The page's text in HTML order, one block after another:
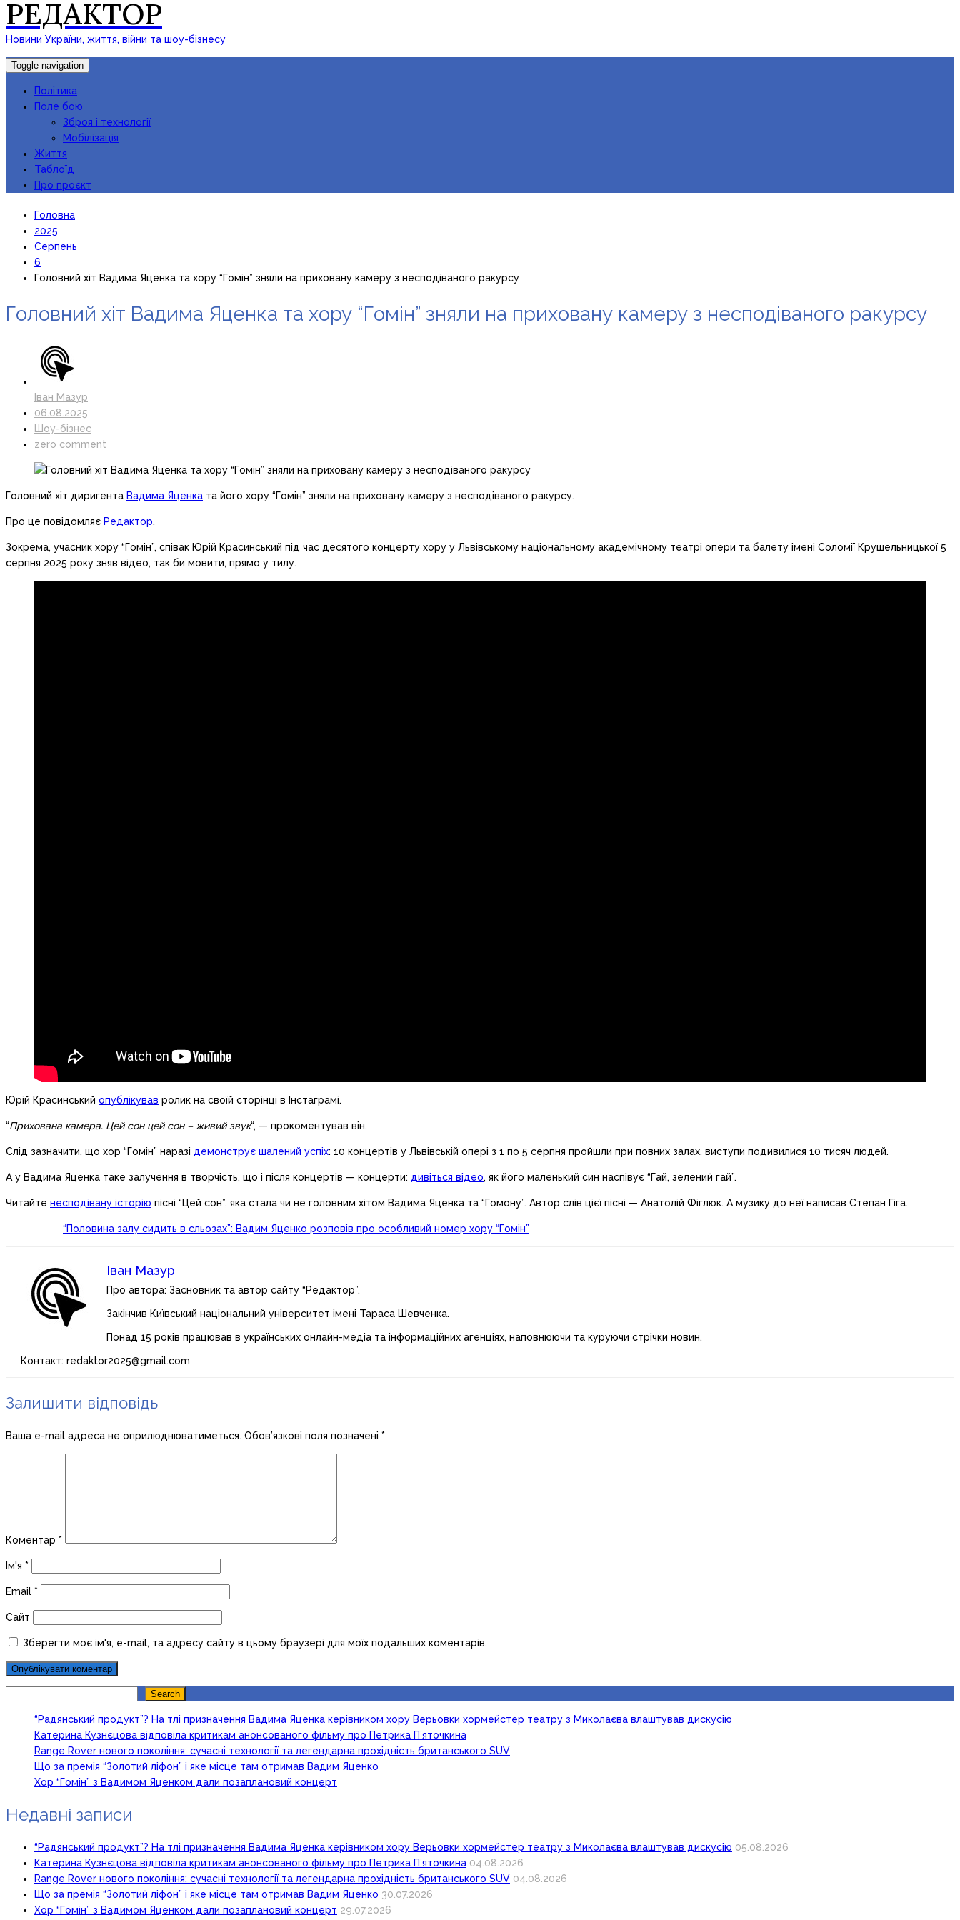
РЕДАКТОР
Новини України, життя, війни та шоу-бізнесу
Toggle navigation
Політика
Поле бою
Зброя і технології
Мобілізація
Життя
Таблоїд
Про проєкт
Головна
2025
Серпень
6
Головний хіт Вадима Яценка та хору “Гомін” зняли на приховану камеру з несподіваного ракурсу
Головний хіт Вадима Яценка та хору “Гомін” зняли на приховану камеру з несподіваного ракурсу
Іван Мазур
06.08.2025
Шоу-бізнес
zero comment
Головний хіт диригента Вадима Яценка та його хору “Гомін” зняли на приховану камеру з несподіваного ракурсу.
Про це повідомляє Редактор.
Зокрема, учасник хору “Гомін”, співак Юрій Красинський під час десятого концерту хору у Львівському національному академічному театрі опери та балету імені Соломії Крушельницької 5
серпня 2025 року зняв відео, так би мовити, прямо у тилу.
Юрій Красинський опублікував ролик на своїй сторінці в Інстаграмі.
“Прихована камера. Цей сон цей сон – живий звук“, — прокоментував він.
Слід зазначити, що хор “Гомін” наразі демонструє шалений успіх: 10 концертів у Львівській опері з 1 по 5 серпня пройшли при повних залах, виступи подивилися 10 тисяч людей.
А у Вадима Яценка таке залучення в творчість, що і після концертів — концерти: дивіться відео, як його маленький син наспівує “Гай, зелений гай”.
Читайте несподівану історію пісні “Цей сон”, яка стала чи не головним хітом Вадима Яценка та “Гомону”. Автор слів цієї пісні — Анатолій Фіглюк. А музику до неї написав Степан Гіга.
“Половина залу сидить в сльозах”: Вадим Яценко розповів про особливий номер хору “Гомін”
Іван Мазур
Про автора: Засновник та автор сайту “Редактор”.
Закінчив Київський національний університет імені Тараса Шевченка.
Понад 15 років працював в українських онлайн-медіа та інформаційних агенціях, наповнюючи та куруючи стрічки новин.
Контакт: redaktor2025@gmail.com
Залишити відповідь
Ваша e-mail адреса не оприлюднюватиметься. Обов’язкові поля позначені *
Коментар *
Ім'я *
Email *
Сайт
Зберегти моє ім'я, e-mail, та адресу сайту в цьому браузері для моїх подальших коментарів.
Search
“Радянський продукт”? На тлі призначення Вадима Яценка керівником хору Верьовки хормейстер театру з Миколаєва влаштував дискусію
Катерина Кузнєцова відповіла критикам анонсованого фільму про Петрика П’яточкина
Range Rover нового покоління: сучасні технології та легендарна прохідність британського SUV
Що за премія “Золотий ліфон” і яке місце там отримав Вадим Яценко
Хор “Гомін” з Вадимом Яценком дали позаплановий концерт
Недавні записи
“Радянський продукт”? На тлі призначення Вадима Яценка керівником хору Верьовки хормейстер театру з Миколаєва влаштував дискусію 05.08.2026
Катерина Кузнєцова відповіла критикам анонсованого фільму про Петрика П’яточкина 04.08.2026
Range Rover нового покоління: сучасні технології та легендарна прохідність британського SUV 04.08.2026
Що за премія “Золотий ліфон” і яке місце там отримав Вадим Яценко 30.07.2026
Хор “Гомін” з Вадимом Яценком дали позаплановий концерт 29.07.2026